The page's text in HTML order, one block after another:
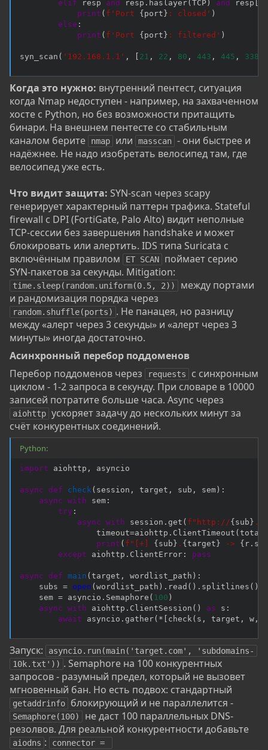
elif resp and resp . haslayer( TCP ) and resp
print ( f'Port { port } : closed' )
else :
print ( f'Port { port } : filtered' )
syn_scan ( '192.168.1.1' , 21 , 22 , 80 , 443 , 445 , 3389
Когда это нужно: внутренний пентест, ситуация
когда Nmap недоступен - например, на захваченном
хосте с Python, но без возможности притащить
бинари. На внешнем пентесте со стабильным
каналом берите
nmap или masscan - они быстрее и
надёжнее. Не надо изобретать велосипед там, где
велосипед уже есть.
Что видит защита: SYN-scan через scapy
генерирует характерный паттерн трафика. Stateful
firewall с DPI (FortiGate, Palo Alto) видит неполные
TCP-сессии без завершения handshake и может
блокировать или алертить. IDS типа Suricata с
включённым правилом
ET SCAN
поймает серию
SYN-пакетов за секунды. Mitigation:
time.sleep(random.uniform(0.5, 2))
между портами
и рандомизация порядка через
random.shuffle(ports) . Не панацея, но разницу
между «алерт через 3 секунды» и «алерт через 3
минуты» иногда достаточно.
Асинхронный перебор поддоменов​
Перебор поддоменов через
requests
с синхронным
циклом - 1-2 запроса в секунду. При словаре в 10000
записей потратите больше часа. Async через
aiohttp ускоряет задачу до нескольких минут за
счёт конкурентных соединений.
Python:
import aiohttp , asyncio
async def check( session , target , sub , sem ) :
async with sem :
try :
async with session . get ( f"http://{ sub } .
                timeout
=aiohttp . ClientTimeout ( total
print ( f"[+] { sub } . { target } -> { r .
except aiohttp . ClientError : pass
async def main ( target , wordlist_path ) :
    subs
= open ( wordlist_path ) . read ( ) . splitlines ( )
    sem
= asyncio . Semaphore ( 100 )
async with aiohttp . ClientSession ( ) as s :
await asyncio . gather( * check( s , target , w ,
Запуск:
asyncio.run(main('target.com', 'subdomains-
10k.txt')) . Semaphore на 100 конкурентных
запросов - разумный предел, который не вызовет
мгновенный бан. Но есть подвох: стандартный
getaddrinfo блокирующий и не параллелится -
Semaphore(100)
не даст 100 параллельных DNS-
резолвов. Для реальной конкурентности добавьте
aiodns :
connector =